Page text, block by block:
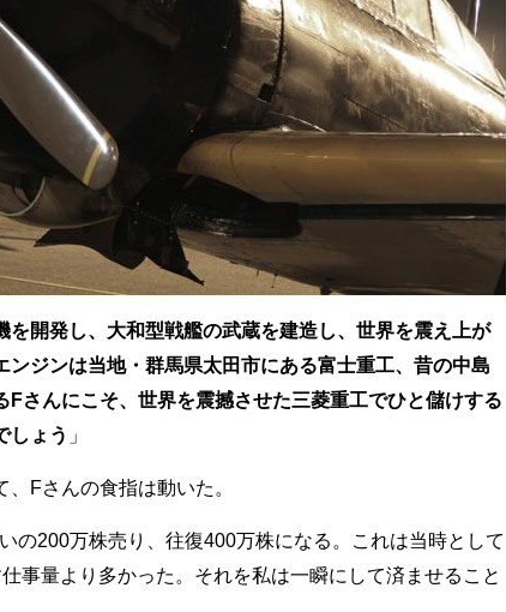
を開発し、大和型戦艦の武蔵を建造し、世界を震え上が
ンジンは当地・群馬県太田市にある富士重工、昔の中島
さんにこそ、世界を震撼させた三菱重工でひと儲けする
しょう 」
Fさんの食指は動いた。
の200万株売り、往復400万株になる。これは当時として
事量より多かった。それを私は一瞬にして済ませること